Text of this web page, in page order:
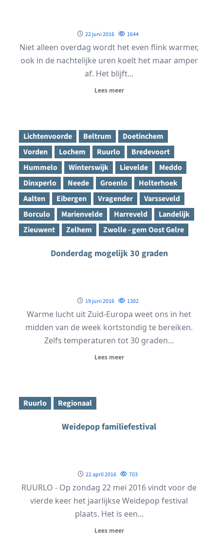
22 juni 2016 1644
Niet alleen overdag wordt het even flink warmer,
ook in de nachtelijke uren koelt het maar amper
af. Het blijft...
Lees meer
Lichtenvoorde Beltrum
Doetinchem
Vorden
Lochem Ruurlo
Bredevoort
Hummelo
Winterswijk Lievelde
Meddo
Dinxperlo
Neede Groenlo
Holterhoek
Aalten
Eibergen Vragender
Varsseveld
Borculo
Marienvelde Harreveld
Landelijk
Zieuwent
Zelhem Zwolle - gem Oost Gelre
Donderdag mogelijk 30 graden
19 juni 2016 1302
Warme lucht uit Zuid-Europa weet ons in het
midden van de week kortstondig te bereiken.
Zelfs temperaturen tot 30 graden...
Lees meer
Ruurlo Regionaal
Weidepop familiefestival
22 april 2016 703
RUURLO - Op zondag 22 mei 2016 vindt voor de
vierde keer het jaarlijkse Weidepop festival
plaats. Het is een...
Lees meer